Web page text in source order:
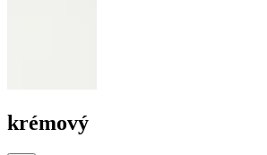
krémový